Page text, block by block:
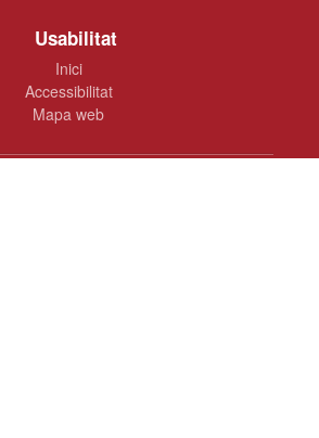
Usabilitat
Inici
Accessibilitat
Mapa web